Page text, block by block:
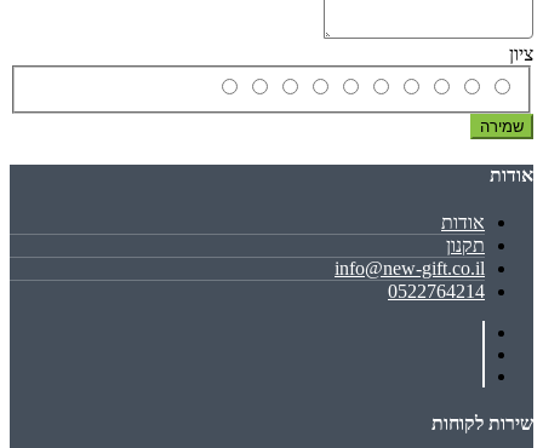
ציון
שמירה
אודות
אודות
תקנון
info@new-gift.co.il
0522764214
שירות לקוחות